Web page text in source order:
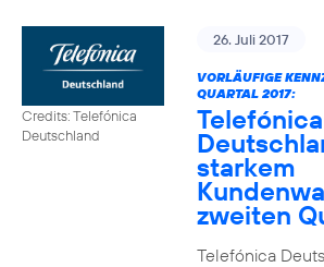
Credits: Telefónica
Deutschland
26. Juli 2017
VORLÄUFIGE
QUARTAL 2017:
Telefónica
starkem
zweiten
Telefónica